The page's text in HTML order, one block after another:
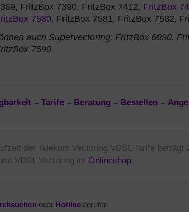
FritzBox 7390, FritzBox 7412, FritzBox
7580, FritzBox 7581, FritzBox 7582,
auch Supervectoring: FritzBox 6890,
7590
– Tarife – Beratung – Bestellen –
der Telekom Vectoring VDSL Tarife
VDSL Vectoring im Onlineshop.
oder Hotline anrufen.